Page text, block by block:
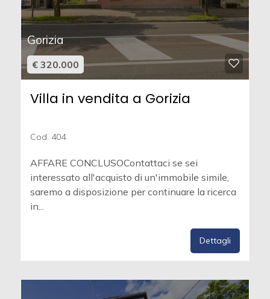
Gorizia
€ 320.000
Villa in vendita a Gorizia
Cod. 404
AFFARE CONCLUSOContattaci se sei
interessato all'acquisto di un'immobile simile,
saremo a disposizione per continuare la ricerca
in...
Dettagli